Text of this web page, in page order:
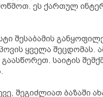
ეს ქართულ
შესაბამის
ყველა შეცდომას.
გაასწორეთ. საიტის
შეგიძლიათ ბაზაში